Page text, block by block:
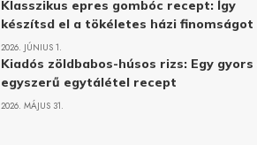
Klasszikus epres gombóc recept: Így
készítsd el a tökéletes házi finomságot
2026. JÚNIUS 1.
Kiadós zöldbabos-húsos rizs: Egy gyors
egyszerű egytálétel recept
2026. MÁJUS 31.